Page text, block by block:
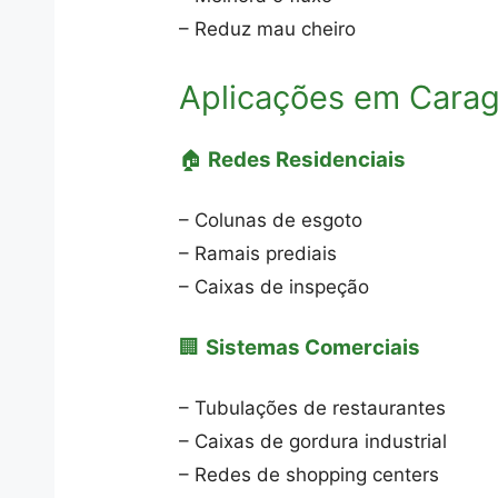
– Reduz mau cheiro
Aplicações em
🏠 Redes Residenciais
– Colunas de esgoto
– Ramais prediais
– Caixas de inspeção
🏢 Sistemas Comerciais
– Tubulações de restaurantes
– Caixas de gordura industrial
– Redes de shopping centers